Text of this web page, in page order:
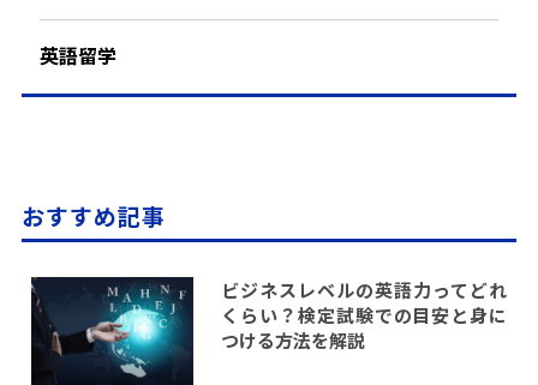
英語留学
おすすめ記事
ビジネスレベルの英語力ってどれ
くらい？検定試験での目安と身に
つける方法を解説